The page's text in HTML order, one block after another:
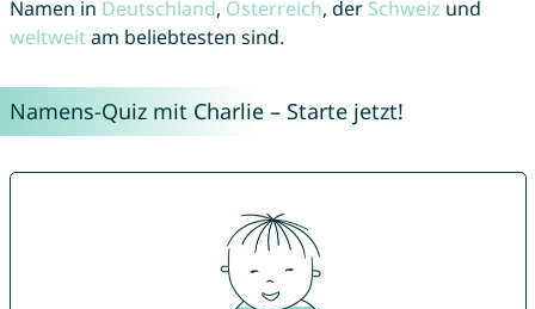
Namen in Deutschland, Österreich, der Schweiz und
weltweitam beliebtesten sind.
Namens-Quiz mit Charlie – Starte jetzt!